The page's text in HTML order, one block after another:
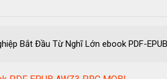
Bắt Đầu Từ Nghĩ Lớn ebook PDF-